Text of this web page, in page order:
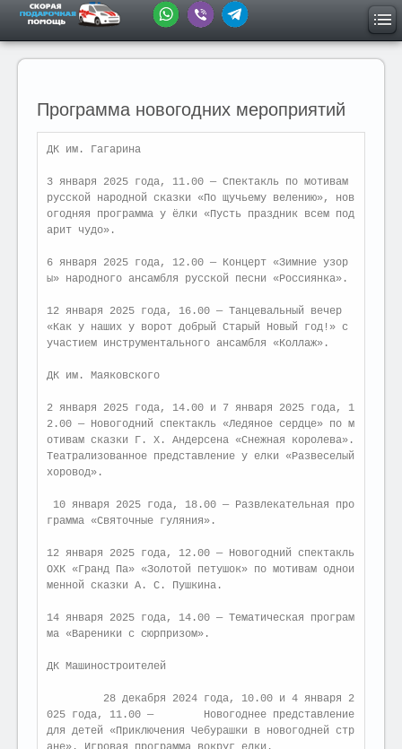
Программа новогодних мероприятий
ДК им. Гагарина
3 января 2025 года, 11.00 — Спектакль по мотивам
русской народной сказки «По щучьему велению», нов
огодняя программа у ёлки «Пусть праздник всем под
арит чудо».
6 января 2025 года, 12.00 — Концерт «Зимние узор
ы» народного ансамбля русской песни «Россиянка».
12 января 2025 года, 16.00 — Танцевальный вечер
«Как у наших у ворот добрый Старый Новый год!» с
участием инструментального ансамбля «Коллаж».
ДК им. Маяковского
2 января 2025 года, 14.00 и 7 января 2025 года, 1
2.00 — Новогодний спектакль «Ледяное сердце» по м
отивам сказки Г. Х. Андерсена «Снежная королева».
Театрализованное представление у елки «Развеселый
хоровод».
грамма «Святочные гуляния».
12 января 2025 года, 12.00 — Новогодний спектакль
ОХК «Гранд Па» «Золотой петушок» по мотивам однои
менной сказки А. С. Пушкина.
14 января 2025 года, 14.00 — Тематическая програм
ма «Вареники с сюрпризом».
ДК Машиностроителей
025 года, 11.00 —        Новогоднее представление
для детей «Приключения Чебурашки в новогодней стр